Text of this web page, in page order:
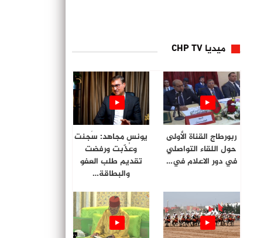
ميديا CHP TV
ربورطاج القناة الأولى
حول اللقاء التواصلي
في دور الاعلام في…
يونس مجاهد: سُجنت
وعُذّبت ورفضت
تقديم طلب العفو
والبطاقة…